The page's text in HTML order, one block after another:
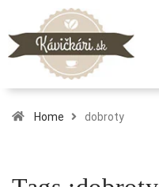
Home dobroty